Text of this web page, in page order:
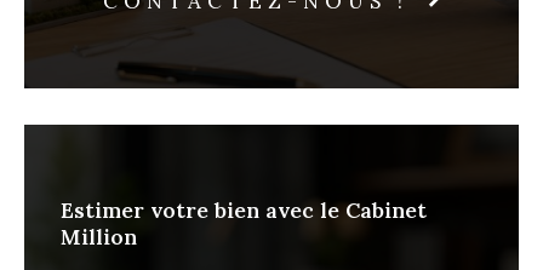
Estimer votre bien avec le Cabinet
Million